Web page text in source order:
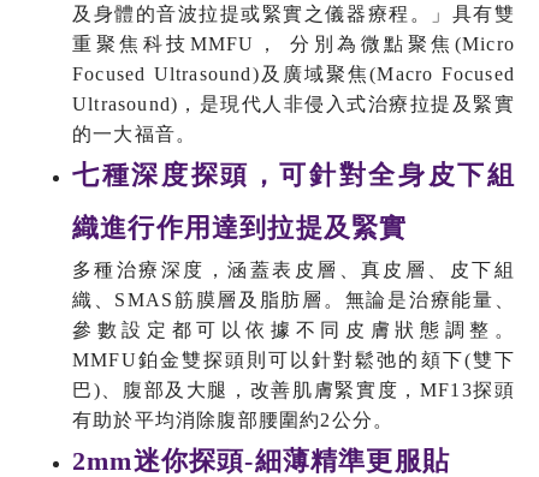
及身體的音波拉提或緊實之儀器療程。」具有雙
重聚焦科技MMFU， 分別為微點聚焦(Micro
Focused Ultrasound)及廣域聚焦(Macro Focused
Ultrasound)，是現代人非侵入式治療拉提及緊實
的一大福音。
七種深度探頭，可針對全身皮下組
織進行作用達到拉提及緊實
多種治療深度，涵蓋表皮層、真皮層、皮下組
織、SMAS筋膜層及脂肪層。無論是治療能量、
參數設定都可以依據不同皮膚狀態調整。
MMFU鉑金雙探頭則可以針對鬆弛的頦下(雙下
巴)、腹部及大腿，改善肌膚緊實度，MF13探頭
有助於平均消除腹部腰圍約2公分。
2mm迷你探頭-細薄精準更服貼